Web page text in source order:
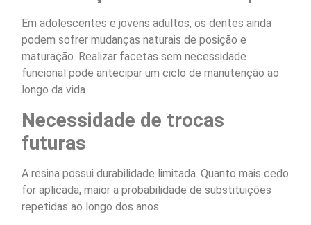
Em adolescentes e jovens adultos, os dentes ainda
podem sofrer mudanças naturais de posição e
maturação. Realizar facetas sem necessidade
funcional pode antecipar um ciclo de manutenção ao
longo da vida.
Necessidade de trocas
futuras
A resina possui durabilidade limitada. Quanto mais cedo
for aplicada, maior a probabilidade de substituições
repetidas ao longo dos anos.